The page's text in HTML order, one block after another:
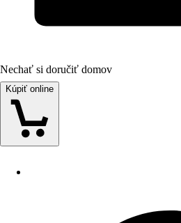
Nechať si doručiť domov
Kúpiť online